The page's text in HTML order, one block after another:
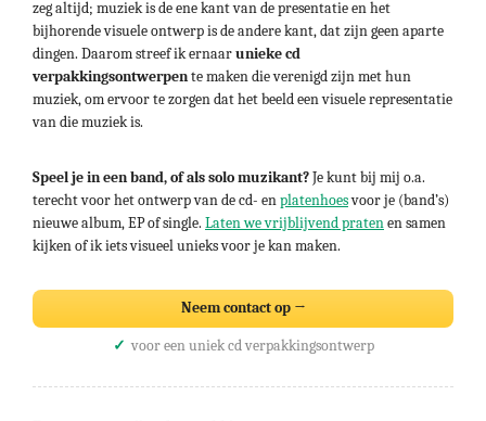
zeg altijd; muziek is de ene kant van de presentatie en het
bijhorende visuele ontwerp is de andere kant, dat zijn geen aparte
dingen. Daarom streef ik ernaarunieke cd
verpakkingsontwerpente maken die verenigd zijn met hun
muziek, om ervoor te zorgen dat het beeld een visuele representatie
van die muziek is.
Speel je in een band, of als solo muzikant?Je kunt bij mij o.a.
terecht voor het ontwerp van de cd- enplatenhoesvoor je (band’s)
nieuwe album, EP of single. Laten we vrijblijvend pratenen samen
kijken of ik iets visueel unieks voor je kan maken.
Neem contact op →
voor een uniek cd verpakkingsontwerp